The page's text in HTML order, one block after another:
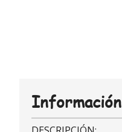
Información